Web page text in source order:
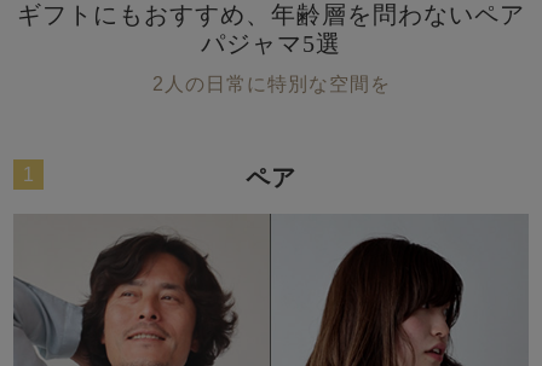
ギフトにもおすすめ、年齢層を問わないペア
パジャマ5選
2人の日常に特別な空間を
1 ペア